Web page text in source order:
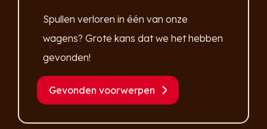
Spullen verloren in één van onze
wagens? Grote kans dat we het hebben
gevonden!
Gevonden voorwerpen